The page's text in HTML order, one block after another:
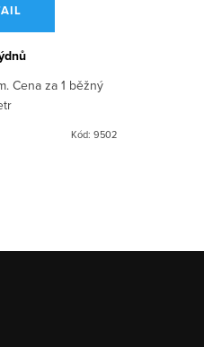
Cena za 1 běžný
Kód: 9502